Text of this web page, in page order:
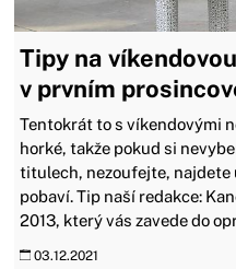
Tipy na
v prvním
Tentokrát to s víkendovými
horké, takže pokud si
titulech, nezoufejte,
pobaví. Tip naší redakce:
2013, který vás zavede do
03.12.2021